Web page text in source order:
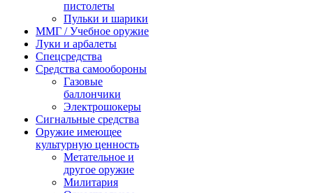
пистолеты
Пульки и шарики
ММГ / Учебное оружие
Луки и арбалеты
Спецсредства
Средства самообороны
Газовые
баллончики
Электрошокеры
Сигнальные средства
Оружие имеющее
культурную ценность
Метательное и
другое оружие
Милитария